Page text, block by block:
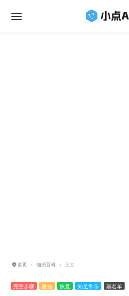
首页 › 知识百科 › 正文
完整步骤 微信 恢复 知足常乐 黑名单